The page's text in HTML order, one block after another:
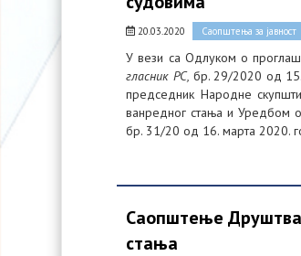
20.03.2020 Саопштења за јавност
У вези са Одлуком о
гласник РС, бр. 29/2020 од
председник Народне
ванредног стања и Уредбом
бр. 31/20 од 16. марта 2020.
Саопштење Друштва
стања